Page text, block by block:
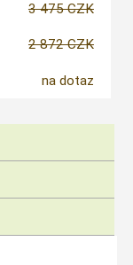
3 475 CZK
2 872 CZK
na dotaz